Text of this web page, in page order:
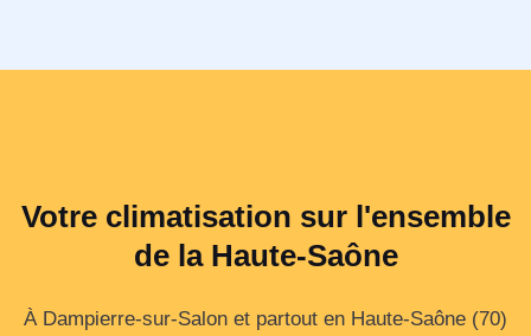
Votre climatisation sur l'ensemble
de la Haute-Saône
À Dampierre-sur-Salon et partout en Haute‑Saône (70)